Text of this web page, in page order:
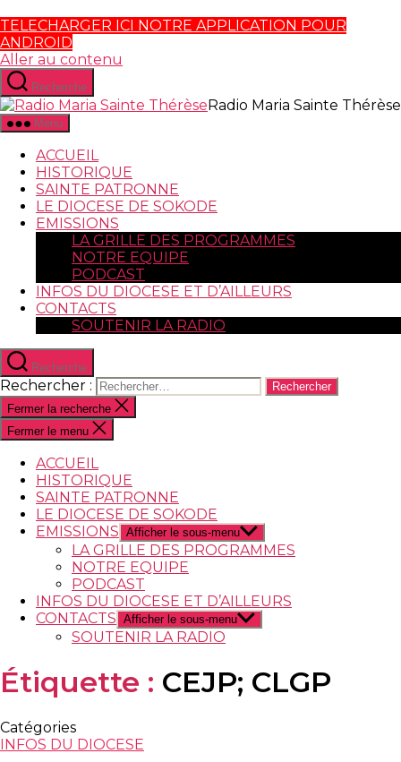
TELECHARGER ICI NOTRE APPLICATION POUR
ANDROID
Aller au contenu
Recherche
Radio Maria Sainte Thérèse
Menu
ACCUEIL
HISTORIQUE
SAINTE PATRONNE
LE DIOCESE DE SOKODE
EMISSIONS
LA GRILLE DES PROGRAMMES
NOTRE EQUIPE
PODCAST
INFOS DU DIOCESE ET D’AILLEURS
CONTACTS
SOUTENIR LA RADIO
Recherche
Rechercher :
Fermer la recherche
Fermer le menu
ACCUEIL
HISTORIQUE
SAINTE PATRONNE
LE DIOCESE DE SOKODE
EMISSIONS Afficher le sous-menu
LA GRILLE DES PROGRAMMES
NOTRE EQUIPE
PODCAST
INFOS DU DIOCESE ET D’AILLEURS
CONTACTS Afficher le sous-menu
SOUTENIR LA RADIO
Étiquette : CEJP; CLGP
Catégories
INFOS DU DIOCESE